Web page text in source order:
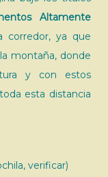
Altamente
corredor, ya que
montaña, donde
y con estos
esta distancia
verificar)